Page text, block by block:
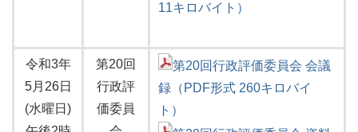
11キロバイト）
令和3年
5月26日
(水曜日)
第20回
行政評
価委員
第20回行政評価委員会 会議
録（PDF形式 260キロバイ
ト）